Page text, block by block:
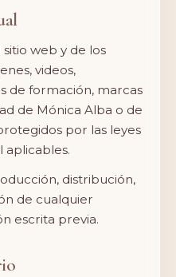
web y de los
videos,
de formación, marcas
de Mónica Alba o de
por las leyes
distribución,
de cualquier
escrita previa.